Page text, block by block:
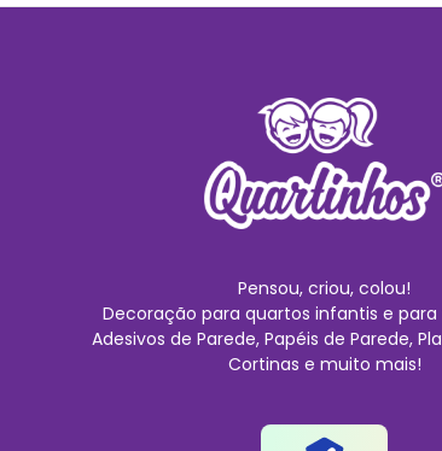
Pensou, criou, colou!
Decoração para quartos infantis e para
Adesivos de Parede, Papéis de Parede,
Cortinas e muito mais!